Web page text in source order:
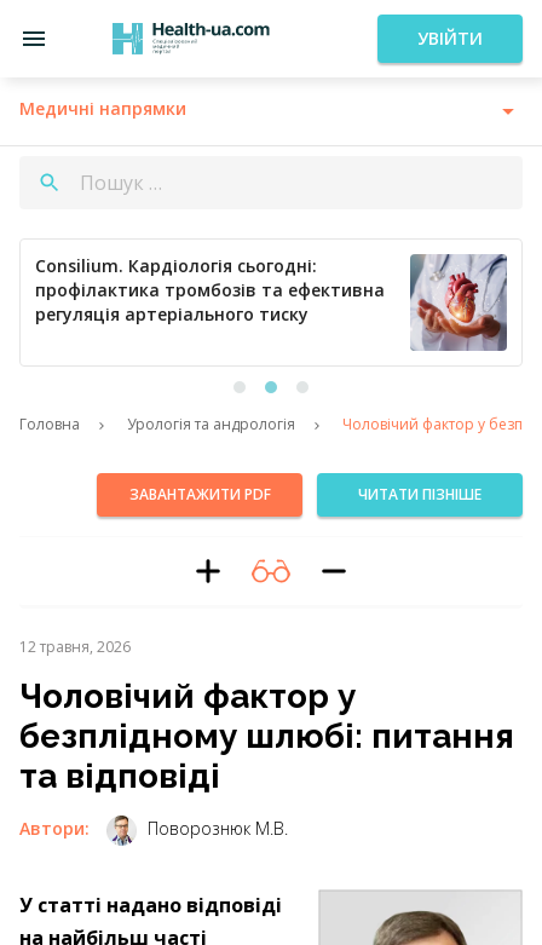
УВІЙТИ
Медичні напрямки
Consilium. Кардіологія сьогодні:
профілактика тромбозів та ефективна
регуляція артеріального тиску
Головна Урологія та андрологія Чоловічий фактор у
ЗАВАНТАЖИТИ PDF ЧИТАТИ ПІЗНІШЕ
12 травня, 2026
Чоловічий фактор у
безплідному шлюбі: питання
та відповіді
Автори: Поворознюк М.В.
У статті надано відповіді
на найбільш часті